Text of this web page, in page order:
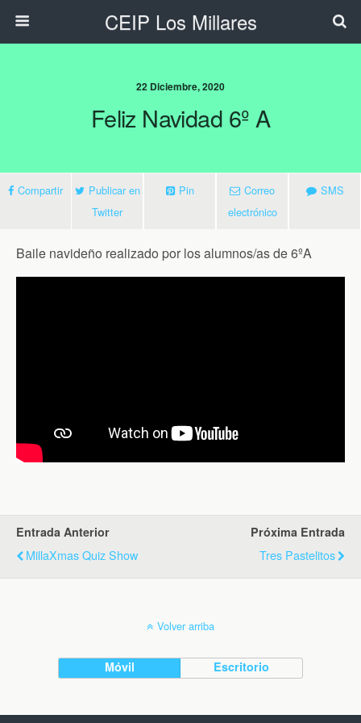
CEIP Los Millares
22 Diciembre, 2020
Feliz Navidad 6º A
Compartir
Publicar en
Twitter
Pin
Correo
electrónico
SMS
Baile navideño realizado por los alumnos/as de 6ºA
Entrada Anterior
MillaXmas Quiz Show
Próxima Entrada
Tres Pastelitos
Volver arriba
Móvil Escritorio